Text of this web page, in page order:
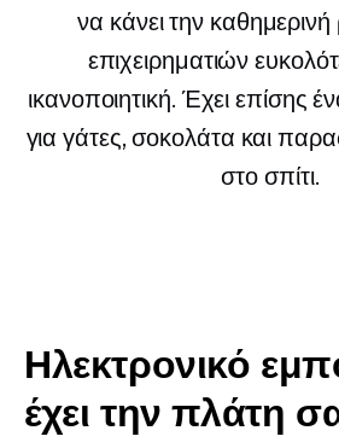
να κάνει την
επιχειρηματιών
ικανοποιητική. Έχει επίσης
για γάτες, σοκολάτα και
στο σπίτι.
Ηλεκτρονικό
έχει την πλάτη